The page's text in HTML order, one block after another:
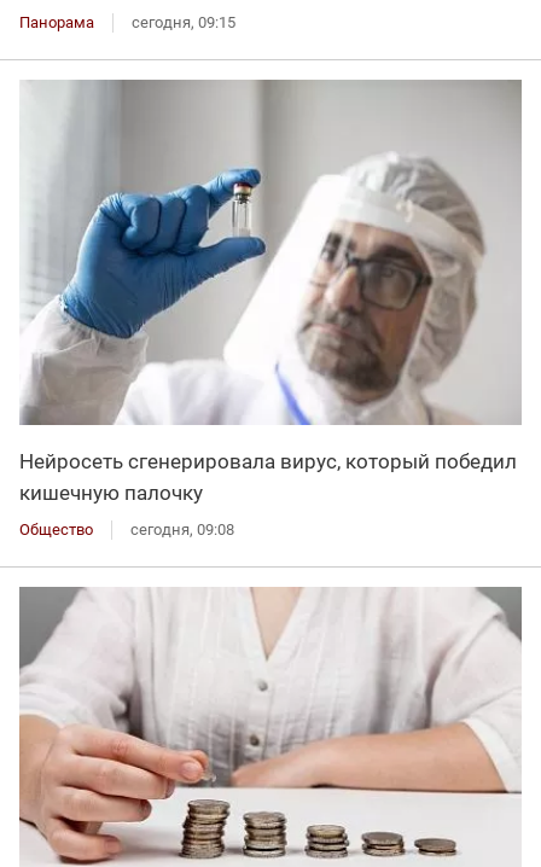
Панорама сегодня, 09:15
Нейросеть сгенерировала вирус, который победил
кишечную палочку
Общество сегодня, 09:08